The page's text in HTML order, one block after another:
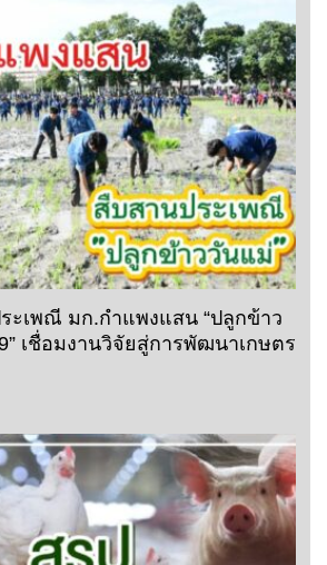
ะเพณี มก.กำแพงแสน “ปลูกข้าว
เชื่อมงานวิจัยสู่การพัฒนาเกษตร